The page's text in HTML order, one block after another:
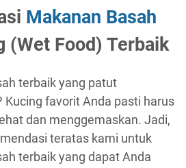
Makanan Basah
(Wet Food) Terbaik
terbaik yang patut
Kucing favorit Anda pasti harus
dan menggemaskan. Jadi,
teratas kami untuk
terbaik yang dapat Anda